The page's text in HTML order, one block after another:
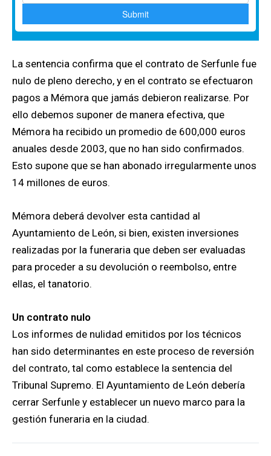
La sentencia confirma que el contrato de Serfunle fue
nulo de pleno derecho, y en el contrato se efectuaron
pagos a Mémora que jamás debieron realizarse. Por
ello debemos suponer de manera efectiva, que
Mémora ha recibido un promedio de 600,000 euros
anuales desde 2003, que no han sido confirmados.
Esto supone que se han abonado irregularmente unos
14 millones de euros.
Mémora deberá devolver esta cantidad al
Ayuntamiento de León, si bien, existen inversiones
realizadas por la funeraria que deben ser evaluadas
para proceder a su devolución o reembolso, entre
ellas, el tanatorio.
Un contrato nulo
Los informes de nulidad emitidos por los técnicos
han sido determinantes en este proceso de reversión
del contrato, tal como establece la sentencia del
Tribunal Supremo. El Ayuntamiento de León debería
cerrar Serfunle y establecer un nuevo marco para la
gestión funeraria en la ciudad.